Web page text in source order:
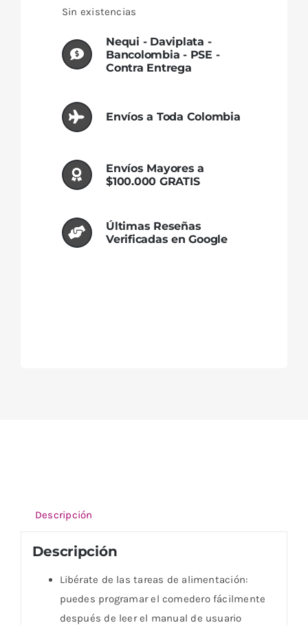
Sin existencias
Nequi - Daviplata -
Bancolombia - PSE -
Contra Entrega
Envíos a Toda Colombia
Envíos Mayores a
$100.000 GRATIS
Últimas Reseñas
Verificadas en Google
Descripción
Descripción
Libérate de las tareas de alimentación:
puedes programar el comedero fácilmente
después de leer el manual de usuario